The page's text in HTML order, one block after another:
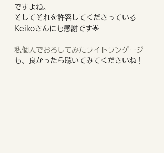
ですよね。
そしてそれを許容してくださっている
Keikoさんにも感謝です🌟
私個人でおろしてみたライトランゲージ
も、良かったら聴いてみてくださいね！